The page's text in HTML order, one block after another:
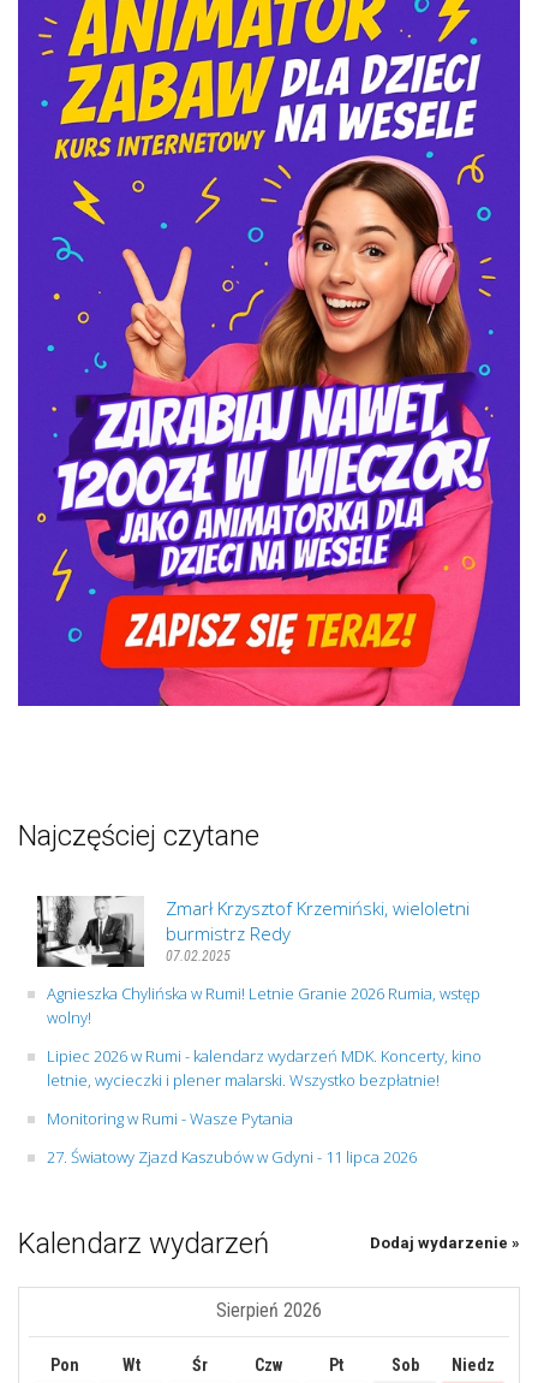
Najczęściej czytane
Zmarł Krzysztof Krzemiński, wieloletni
burmistrz Redy
07.02.2025
Agnieszka Chylińska w Rumi! Letnie Granie 2026 Rumia, wstęp
wolny!
Lipiec 2026 w Rumi - kalendarz wydarzeń MDK. Koncerty, kino
letnie, wycieczki i plener malarski. Wszystko bezpłatnie!
Monitoring w Rumi - Wasze Pytania
27. Światowy Zjazd Kaszubów w Gdyni - 11 lipca 2026
Kalendarz wydarzeń Dodaj wydarzenie »
Sierpień 2026
Pon Wt Śr Czw Pt Sob
Niedz